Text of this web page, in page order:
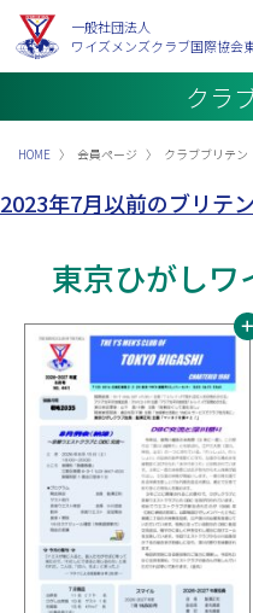
一般社団法人
ワイズメンズクラブ国際協会
クラ
HOME 会員ページ クラブブリテン
2023年7月以前のブリテ
東京ひがしワ